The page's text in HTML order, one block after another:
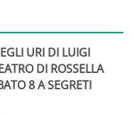
URI DI LUIGI
DI ROSSELLA
8 A SEGRETI